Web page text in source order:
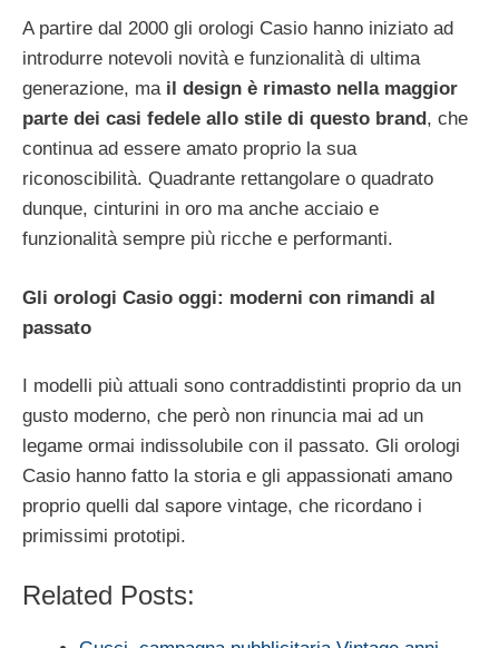
A partire dal 2000 gli orologi Casio hanno iniziato ad
introdurre notevoli novità e funzionalità di ultima
generazione, ma il design è rimasto nella maggior
parte dei casi fedele allo stile di questo brand , che
continua ad essere amato proprio la sua
riconoscibilità. Quadrante rettangolare o quadrato
dunque, cinturini in oro ma anche acciaio e
funzionalità sempre più ricche e performanti.
Gli orologi Casio oggi: moderni con rimandi al
passato
I modelli più attuali sono contraddistinti proprio da un
gusto moderno, che però non rinuncia mai ad un
legame ormai indissolubile con il passato. Gli orologi
Casio hanno fatto la storia e gli appassionati amano
proprio quelli dal sapore vintage, che ricordano i
primissimi prototipi.
Related Posts: